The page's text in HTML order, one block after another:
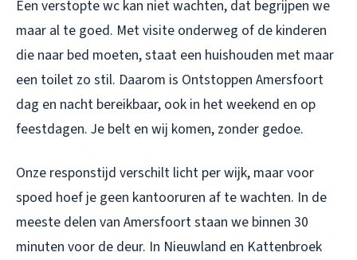
Een verstopte wc kan niet wachten, dat begrijpen we
maar al te goed. Met visite onderweg of de kinderen
die naar bed moeten, staat een huishouden met maar
een toilet zo stil. Daarom is Ontstoppen Amersfoort
dag en nacht bereikbaar, ook in het weekend en op
feestdagen. Je belt en wij komen, zonder gedoe.
Onze responstijd verschilt licht per wijk, maar voor
spoed hoef je geen kantooruren af te wachten. In de
meeste delen van Amersfoort staan we binnen 30
minuten voor de deur. In Nieuwland en Kattenbroek